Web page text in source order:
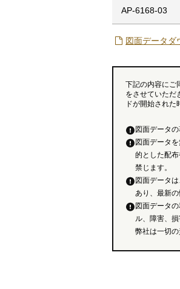
AP-6168-03
図面データダ
下記の内容にご
をさせていただ
ドが開始された
図面データ
図面データ
的とした配
禁じます。
図面データ
あり、最新の
図面データ
ル、障害、
弊社は一切の